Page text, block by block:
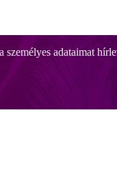
saját hosszú
adataimat